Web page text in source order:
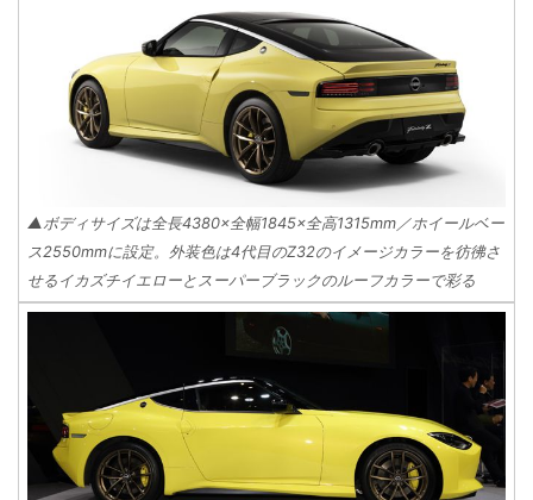
▲ボディサイズは全長4380×全幅1845×全高1315mm／ホイールベー
ス2550mmに設定。外装色は4代目のZ32のイメージカラーを彷彿さ
せるイカズチイエローとスーパーブラックのルーフカラーで彩る